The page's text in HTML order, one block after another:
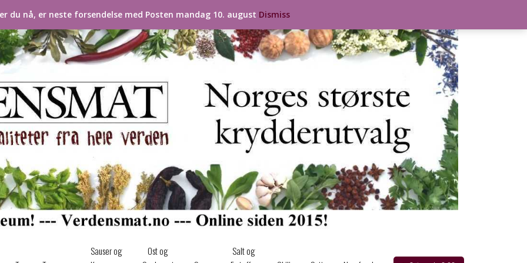
Sauser og
Ost og
Salt og
du nå, er neste forsendelse med Posten mandag 10. august Dismiss